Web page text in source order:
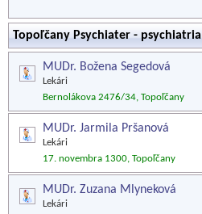
Topoľčany Psychiater - psychiatria
MUDr. Božena Segedová
Lekári
Bernolákova 2476/34, Topoľčany
MUDr. Jarmila Pršanová
Lekári
17. novembra 1300, Topoľčany
MUDr. Zuzana Mlyneková
Lekári